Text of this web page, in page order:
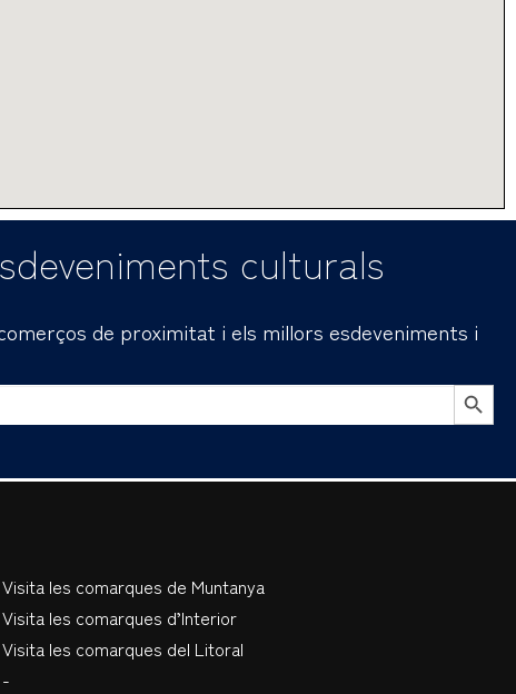
culturals
de proximitat i els millors esdeveniments i
BOTÓN DE
Visita les comarques de Muntanya
Visita les comarques d’Interior
Visita les comarques del Litoral
-